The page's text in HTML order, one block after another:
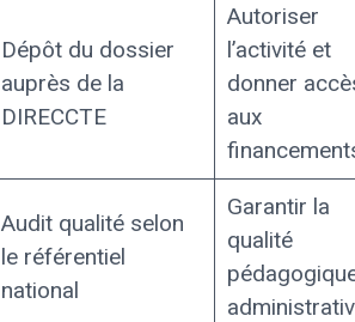
Dépôt du dossier
auprès de la
DIRECCTE
Autoriser
l’activité et
donner
aux
Audit qualité selon
le référentiel
national
Garantir la
qualité